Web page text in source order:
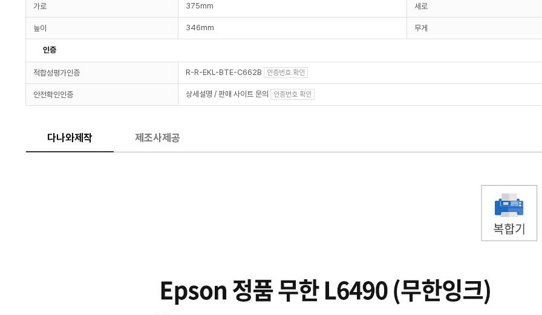
가로 375mm 세로
높이 346mm 무게
인증
적합성평가인증 R-R-EKL-BTE-C662B 인증번호 확인
안전확인인증 상세설명 / 판매 사이트 문의 인증번호 확인
다나와제작 제조사제공